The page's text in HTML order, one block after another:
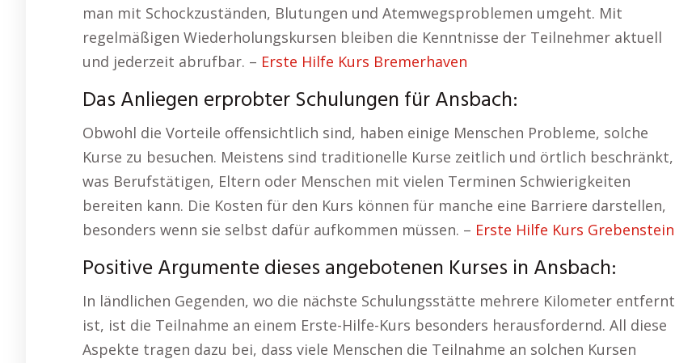
man mit Schockzuständen, Blutungen und Atemwegsproblemen umgeht. Mit
regelmäßigen Wiederholungskursen bleiben die Kenntnisse der Teilnehmer aktuell
und jederzeit abrufbar. – Erste Hilfe Kurs Bremerhaven
Das Anliegen erprobter Schulungen für Ansbach:
Obwohl die Vorteile offensichtlich sind, haben einige Menschen Probleme, solche
Kurse zu besuchen. Meistens sind traditionelle Kurse zeitlich und örtlich beschränkt,
was Berufstätigen, Eltern oder Menschen mit vielen Terminen Schwierigkeiten
bereiten kann. Die Kosten für den Kurs können für manche eine Barriere darstellen,
besonders wenn sie selbst dafür aufkommen müssen. – Erste Hilfe Kurs Grebenstein
Positive Argumente dieses angebotenen Kurses in Ansbach:
In ländlichen Gegenden, wo die nächste Schulungsstätte mehrere Kilometer entfernt
ist, ist die Teilnahme an einem Erste-Hilfe-Kurs besonders herausfordernd. All diese
Aspekte tragen dazu bei, dass viele Menschen die Teilnahme an solchen Kursen